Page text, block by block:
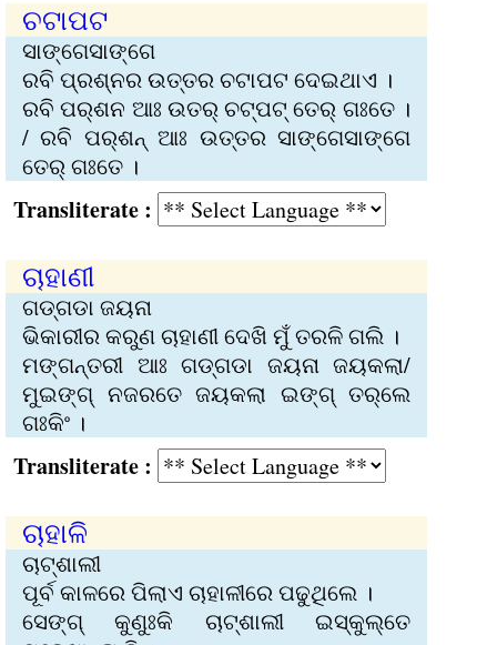
ଚଟାପଟ
ସାଙ୍ଗେସାଙ୍ଗେ
ରବି ପ୍ରଶ୍ନର ଉତ୍ତର ଚଟାପଟ ଦେଇଥାଏ ।
ରବି ପର୍‌ଶନ ଆଃ ଉତର୍‌ ଚଟ୍‌ପଟ୍‌ ତେର୍‌ ଗଃତେ ।
/ ରବି ପର୍‌ଶନ୍‌ ଆଃ ଉତ୍ତର ସାଙ୍ଗେସାଙ୍ଗେ
ତେର୍‌ ଗଃତେ ।
:
ଚାହାଣୀ
ଗଡ୍‌ଗଡା ଜୟନା
ଭିକାରୀର କରୁଣ ଚାହାଣୀ ଦେଖି ମୁଁ ତରଳି ଗଲି ।
ମଙ୍ଗନ୍ତରୀ ଆଃ ଗଡ୍‌ଗଡା ଜୟନା ଜୟକଲା/
ମୁଇଙ୍ଗ୍ ନଜରତେ ଜୟକଲା ଇଙ୍ଗ୍ ତର୍‌ଲେ
ଗଃକିଂ ।
:
ଚାହାଳି
ଚାଟ୍‌ଶାଲୀ
ପୂର୍ବ କାଳରେ ପିଲାଏ ଚାହାଳୀରେ ପଢୁଥିଲେ ।
ସେଙ୍ଗ୍ କୁଣୁଃକି ଚାଟ୍‌ଶାଲୀ ଇସ୍କୁଲ୍‌ତେ